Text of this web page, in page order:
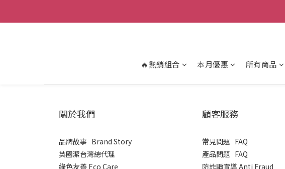
🔥熱銷組合 本月優惠 所有商品
關於我們
品牌故事 Brand Story
英國潔台灣總代理
綠色友善 Eco Care
顧客服務
常見問題 FAQ
產品問題 FAQ
​防詐騙宣導 Anti Fraud